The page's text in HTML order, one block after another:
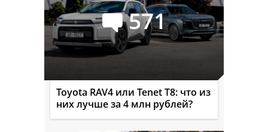
571
Toyota RAV4 или Tenet T8: что из
них лучше за 4 млн рублей?